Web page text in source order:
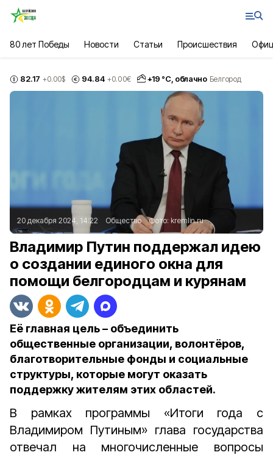
80 лет Победы Новости Статьи Происшествия
82.17 +0.00$ 94.84 +0.00€ +19 °С, облачно Белгород
20 декабря 2024, 14:22 Общество Фото: kremlin.ru
Владимир Путин поддержал идею
о создании единого окна для
помощи белгородцам и курянам
Её главная цель – объединить
общественные организации, волонтёров,
благотворительные фонды и социальные
структуры, которые могут оказать
поддержку жителям этих областей.
В рамках программы «Итоги года с
Владимиром Путиным» глава государства
отвечал на многочисленные вопросы